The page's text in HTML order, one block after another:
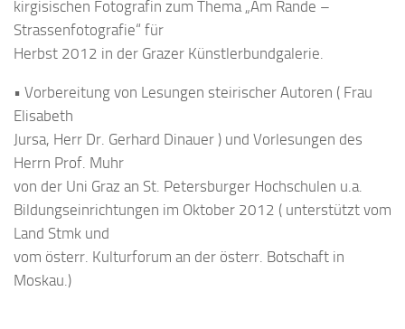
kirgisischen Fotografin zum Thema „Am Rande –
Strassenfotografie“ für
Herbst 2012 in der Grazer Künstlerbundgalerie.
• Vorbereitung von Lesungen steirischer Autoren ( Frau
Elisabeth
Jursa, Herr Dr. Gerhard Dinauer ) und Vorlesungen des
Herrn Prof. Muhr
von der Uni Graz an St. Petersburger Hochschulen u.a.
Bildungseinrichtungen im Oktober 2012 ( unterstützt vom
Land Stmk und
vom österr. Kulturforum an der österr. Botschaft in
Moskau.)